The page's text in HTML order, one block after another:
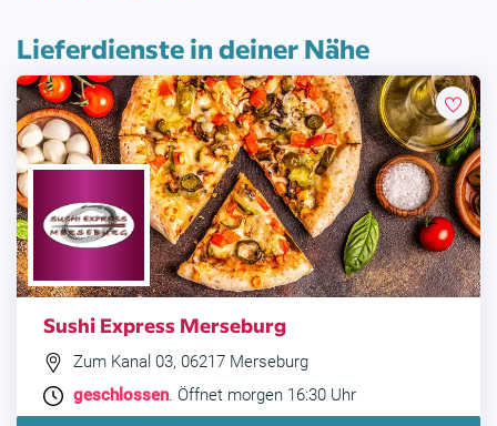
Lieferdienste in deiner Nähe
Sushi Express Merseburg
Zum Kanal 03, 06217 Merseburg
geschlossen. Öffnet morgen 16:30 Uhr